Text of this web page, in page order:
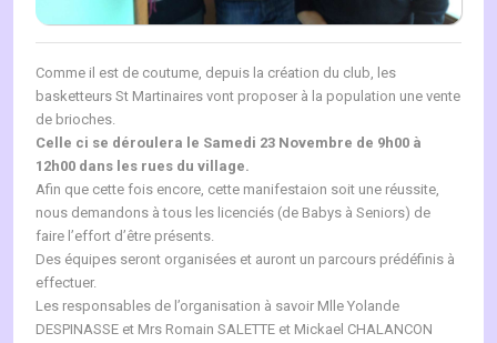
Comme il est de coutume, depuis la création du club, les
basketteurs St Martinaires vont proposer à la population une vente
de brioches.
Celle ci se déroulera le Samedi 23 Novembre de 9h00 à
12h00 dans les rues du village.
Afin que cette fois encore, cette manifestaion soit une réussite,
nous demandons à tous les licenciés (de Babys à Seniors) de
faire l’effort d’être présents.
Des équipes seront organisées et auront un parcours prédéfinis à
effectuer.
Les responsables de l’organisation à savoir Mlle Yolande
DESPINASSE et Mrs Romain SALETTE et Mickael CHALANCON